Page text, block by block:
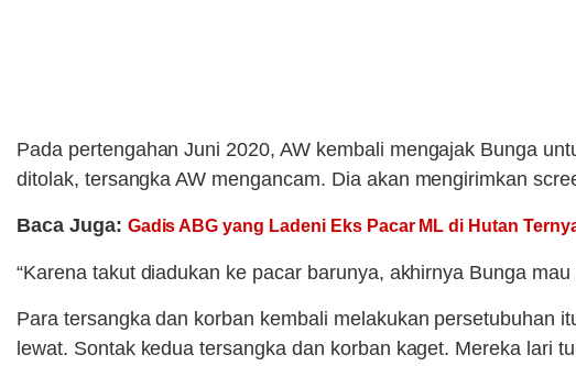
Pada pertengahan Juni 2020, AW kembali mengajak Bunga
ditolak, tersangka AW mengancam. Dia akan mengirimkan
Baca Juga: Gadis ABG yang Ladeni Eks Pacar ML di Hutan
“Karena takut diadukan ke pacar barunya, akhirnya Bunga
Para tersangka dan korban kembali melakukan persetubuhan
lewat. Sontak kedua tersangka dan korban kaget. Mereka lari